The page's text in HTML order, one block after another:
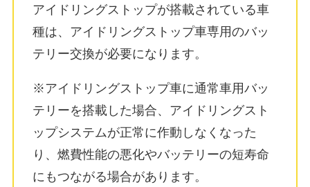
アイドリングストップが搭載されている車
種は、 アイドリングストップ車専用のバッ
テリー交換が必要になります。
※アイドリングストップ車に通常車用バッ
テリーを搭載した場合、アイドリングスト
ップシステムが正常に作動しなくなった
り、燃費性能の悪化やバッテリーの短寿命
にもつながる場合があります。